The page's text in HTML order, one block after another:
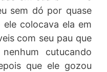
sem dó por quase
colocava ela em
com seu pau que
cutucando
que ele gozou